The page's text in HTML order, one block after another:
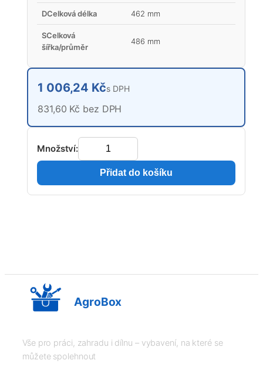
DCelková délka 462 mm
SCelková
šířka/průměr
486 mm
1 006,24 Kčs DPH
831,60 Kč bez DPH
Množství:
Přidat do košíku
AgroBox
Vše pro práci, zahradu i dílnu – vybavení, na které se
můžete spolehnout